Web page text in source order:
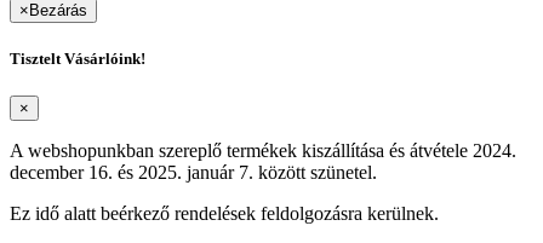
× Bezárás
Tisztelt Vásárlóink!
×
A webshopunkban szereplő termékek kiszállítása és átvétele 2024.
december 16. és 2025. január 7. között szünetel.
Ez idő alatt beérkező rendelések feldolgozásra kerülnek.